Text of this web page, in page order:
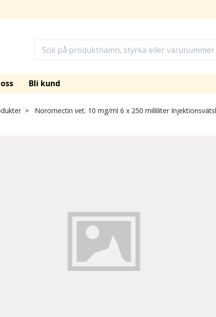
Bli kund
Noromectin vet. 10 mg/ml 6 x 250 milliliter